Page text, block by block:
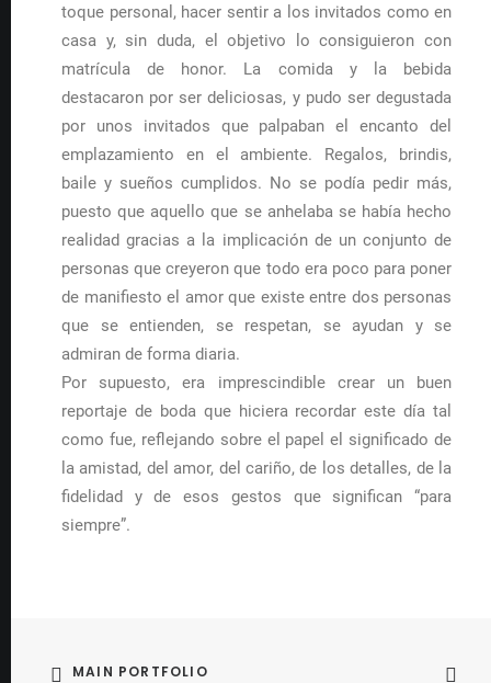
toque personal, hacer sentir a los invitados como en
casa y, sin duda, el objetivo lo consiguieron con
matrícula de honor. La comida y la bebida
destacaron por ser deliciosas, y pudo ser degustada
por unos invitados que palpaban el encanto del
emplazamiento en el ambiente. Regalos, brindis,
baile y sueños cumplidos. No se podía pedir más,
puesto que aquello que se anhelaba se había hecho
realidad gracias a la implicación de un conjunto de
personas que creyeron que todo era poco para poner
de manifiesto el amor que existe entre dos personas
que se entienden, se respetan, se ayudan y se
admiran de forma diaria.
Por supuesto, era imprescindible crear un buen
reportaje de boda que hiciera recordar este día tal
como fue, reflejando sobre el papel el significado de
la amistad, del amor, del cariño, de los detalles, de la
fidelidad y de esos gestos que significan “para
siempre”.
MAIN PORTFOLIO